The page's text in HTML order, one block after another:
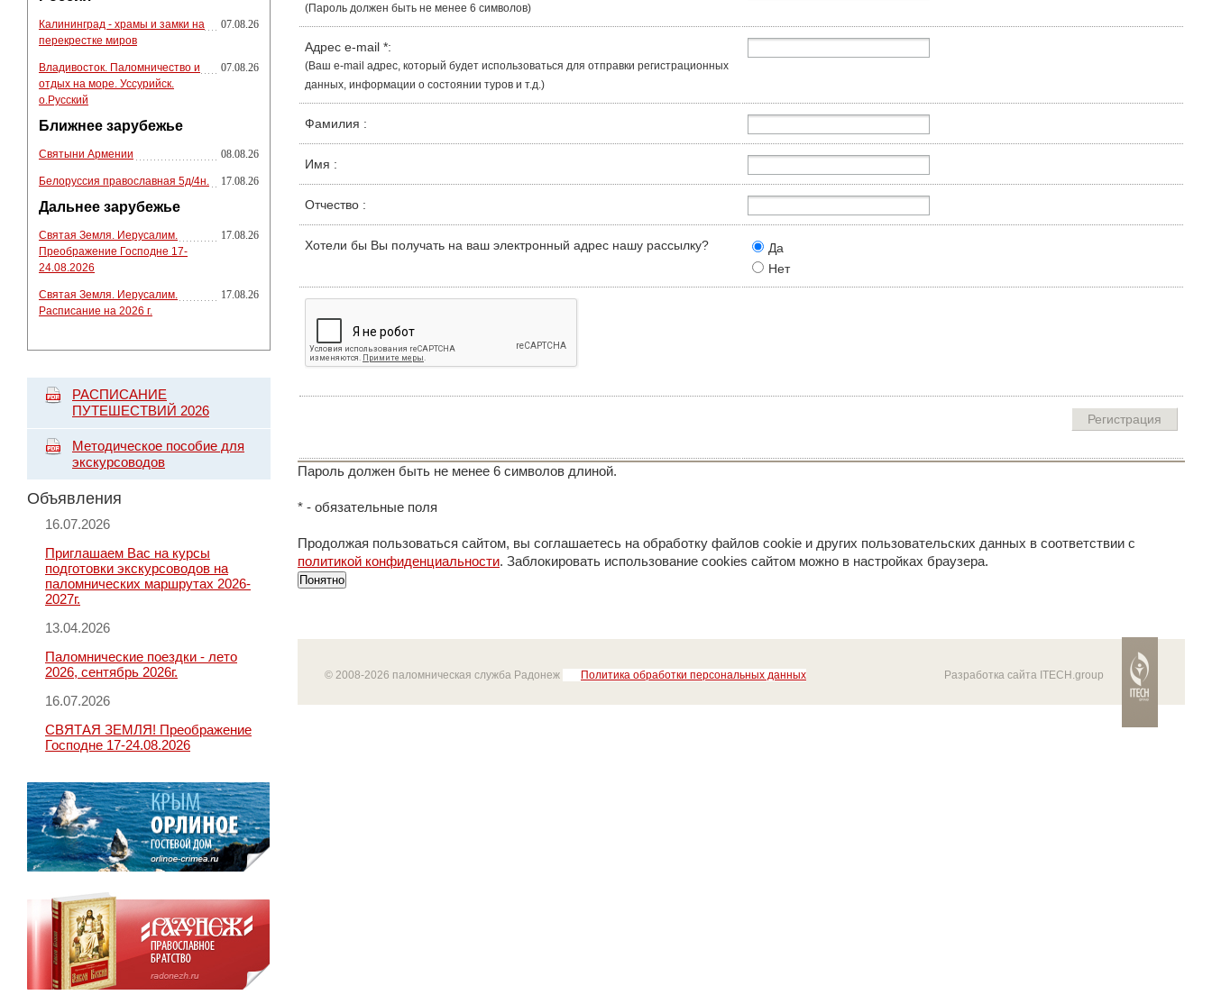
Калининград - храмы и замки на
перекрестке миров
07.08.26
Владивосток. Паломничество и
отдых на море. Уссурийск.
о.Русский
07.08.26
Ближнее зарубежье
Святыни Армении 08.08.26
Белоруссия православная 5д/4н. 17.08.26
Дальнее зарубежье
Святая Земля. Иерусалим.
Преображение Господне 17-
24.08.2026
17.08.26
Святая Земля. Иерусалим.
Расписание на 2026 г.
17.08.26
РАСПИСАНИЕ
ПУТЕШЕСТВИЙ 2026
Методическое пособие для
экскурсоводов
Объявления
16.07.2026
Приглашаем Вас на курсы
подготовки экскурсоводов на
паломнических маршрутах 2026-
2027г.
13.04.2026
Паломнические поездки - лето
2026, сентябрь 2026г.
16.07.2026
СВЯТАЯ ЗЕМЛЯ! Преображение
Господне 17-24.08.2026
(Пароль должен быть не менее 6 символов)
Адрес e-mail *:
(Ваш e-mail адрес, который будет использоваться для отправки регистрационных
данных, информации о состоянии туров и т.д.)
Фамилия :
Имя :
Отчество :
Хотели бы Вы получать на ваш электронный адрес нашу рассылку?
Да
Нет
Пароль должен быть не менее 6 символов длиной.
* - обязательные поля
Продолжая пользоваться сайтом, вы соглашаетесь на обработку файлов cookie и других пользовательских данных в соответствии с
политикой конфиденциальности. Заблокировать использование cookies сайтом можно в настройках браузера.
Понятно
© 2008-2026 паломническая служба Радонеж Политика обработки персональных данных Разработка сайта ITECH.group